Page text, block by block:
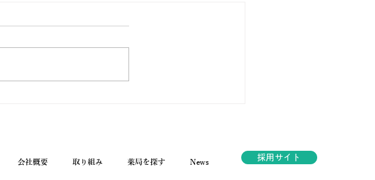
会社概要 取り組み 薬局を探す News
採用サイト